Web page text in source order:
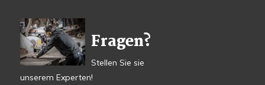
Fragen?
Stellen Sie sie
unserem Experten!